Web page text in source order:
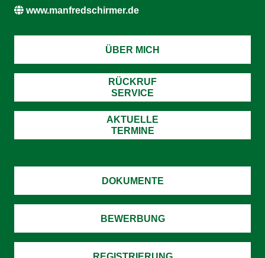
www.manfredschirmer.de
ÜBER MICH
RÜCKRUF
SERVICE
AKTUELLE
TERMINE
DOKUMENTE
BEWERBUNG